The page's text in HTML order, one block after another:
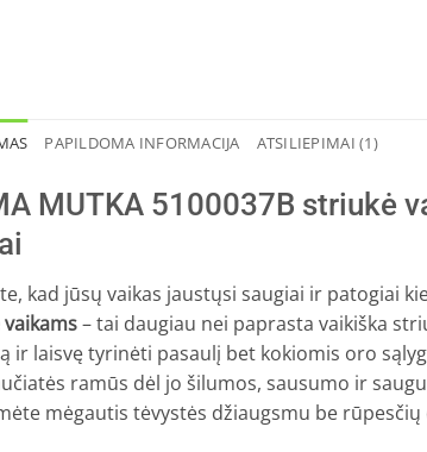
PAPILDOMA INFORMACIJA ATSILIEPIMAI (1)
MUTKA 5100037B striukė
kad jūsų vaikas jaustųsi saugiai ir patogiai
– tai daugiau nei paprasta vaikiška
ir laisvę tyrinėti pasaulį bet kokiomis oro
ramūs dėl jo šilumos, sausumo ir
mėgautis tėvystės džiaugsmu be